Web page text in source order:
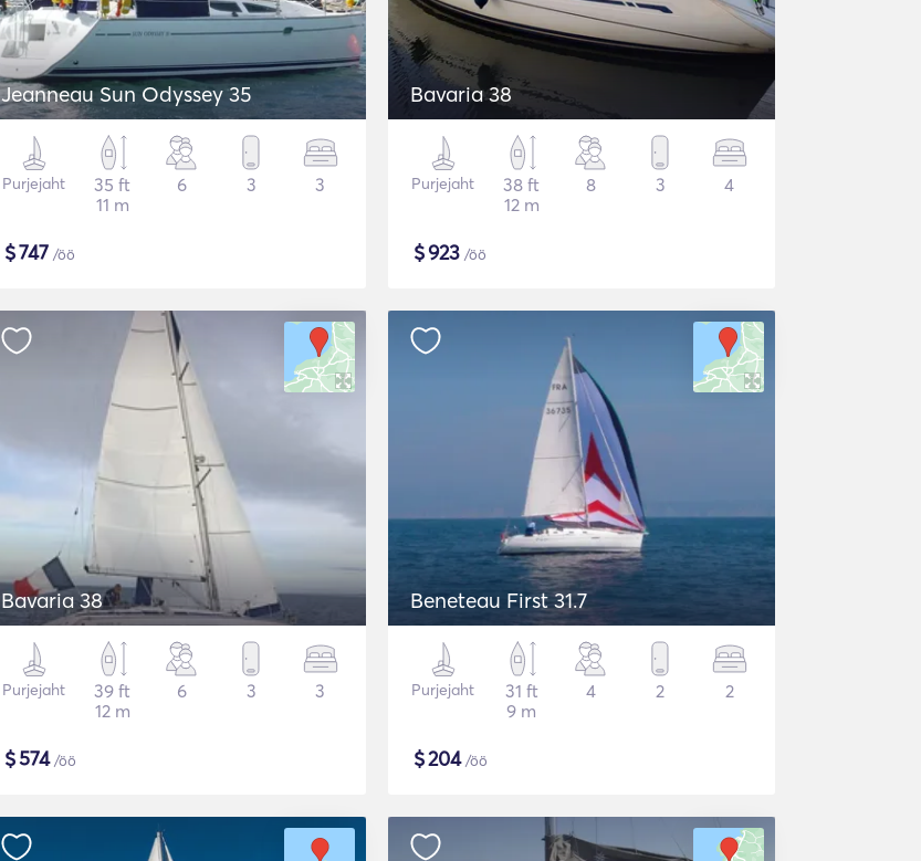
Jeanneau Sun Odyssey 35
Purjejaht
35 ft
11 m
6 3 3
$747 /öö
Bavaria 38
Purjejaht
38 ft
12 m
8 3 4
$923 /öö
Bavaria 38
Purjejaht
39 ft
12 m
6 3 3
$574/öö
Beneteau First 31.7
Purjejaht
31 ft
9 m
4 2 2
$204/öö